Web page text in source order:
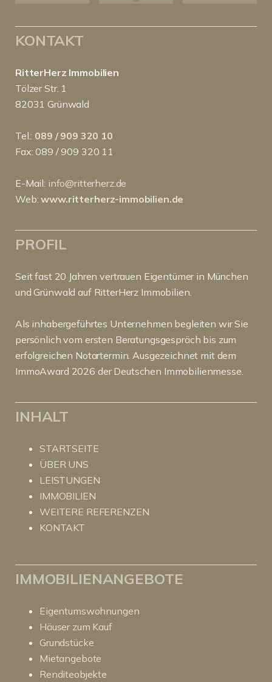
KONTAKT
RitterHerz Immobilien
Tölzer Str. 1
82031 Grünwald
Tel.: 089 / 909 320 10
Fax: 089 / 909 320 11
E-Mail: info@ritterherz.de
Web:www.ritterherz-immobilien.de
PROFIL
Seit fast 20 Jahren vertrauen Eigentümer in München
und Grünwald auf RitterHerz Immobilien.
Als inhabergeführtes Unternehmen begleiten wir Sie
persönlich vom ersten Beratungsgespräch bis zum
erfolgreichen Notartermin. Ausgezeichnet mit dem
ImmoAward 2026 der Deutschen Immobilienmesse.
INHALT
STARTSEITE
ÜBER UNS
LEISTUNGEN
IMMOBILIEN
WEITERE REFERENZEN
KONTAKT
IMMOBILIENANGEBOTE
Eigentumswohnungen
Häuser zum Kauf
Grundstücke
Mietangebote
Renditeobjekte